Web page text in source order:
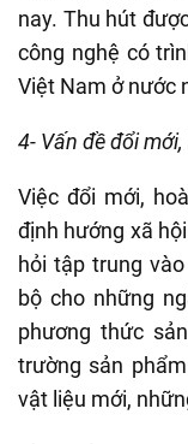
nay. Thu hút
công nghệ có
Việt Nam ở nước
4- Vấn đề đổi
Việc đổi mới,
định hướng xã
hỏi tập trung
bộ cho những
phương thức
trường sản
vật liệu mới,